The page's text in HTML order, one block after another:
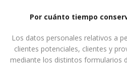
Por cuánto tiempo
Los datos personales relativos a
clientes potenciales, clientes y
mediante los distintos formularios